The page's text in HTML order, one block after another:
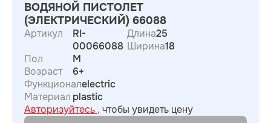
ВОДЯНОЙ ПИСТОЛЕТ
(ЭЛЕКТРИЧЕСКИЙ) 66088
Артикул
RI-
00066088
Пол
M
Возраст
6+
Функционалelectric
Материал plastic
Длина25
Ширина18
Авторизуйтесь , чтобы увидеть цену